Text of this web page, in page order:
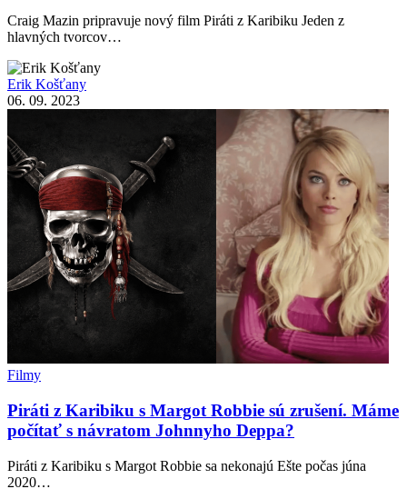
Craig Mazin pripravuje nový film Piráti z Karibiku Jeden z
hlavných tvorcov…
Erik Košťany
06. 09. 2023
Filmy
Piráti z Karibiku s Margot Robbie sú zrušení. Máme
počítať s návratom Johnnyho Deppa?
Piráti z Karibiku s Margot Robbie sa nekonajú Ešte počas júna
2020…